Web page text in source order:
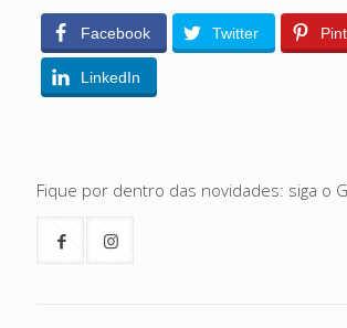
Facebook Twitter
LinkedIn
Fique por dentro das novidades: siga o